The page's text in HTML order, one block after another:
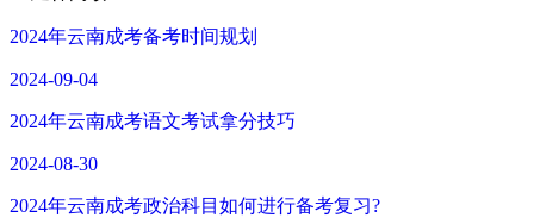
2024年云南成考备考时间规划
2024-09-04
2024年云南成考语文考试拿分技巧
2024-08-30
2024年云南成考政治科目如何进行备考复习?